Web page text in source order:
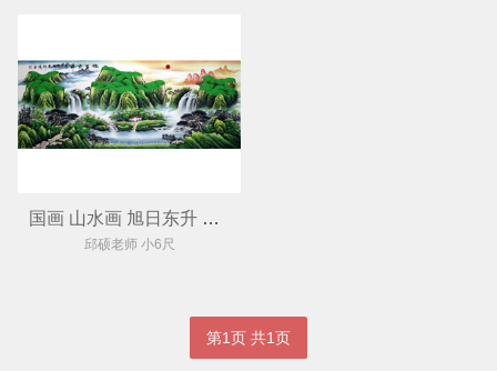
国画 山水画 旭日东升 聚宝盆
邱硕老师 小6尺
第1页 共1页